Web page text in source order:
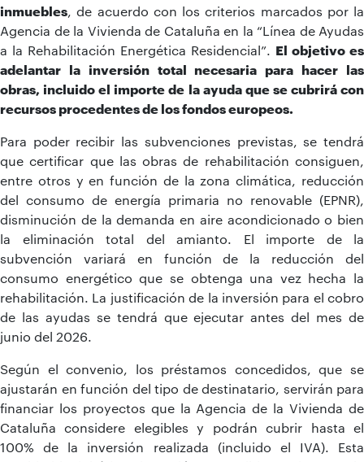
inmuebles , de acuerdo con los criterios marcados por la
Agencia de la Vivienda de Cataluña en la “Línea de Ayudas
a la Rehabilitación Energética Residencial”. El objetivo es
adelantar la inversión total necesaria para hacer las
obras, incluido el importe de la ayuda que se cubrirá con
recursos procedentes de los fondos europeos.
Para poder recibir las subvenciones previstas, se tendrá
que certificar que las obras de rehabilitación consiguen,
entre otros y en función de la zona climática, reducción
del consumo de energía primaria no renovable (EPNR),
disminución de la demanda en aire acondicionado o bien
la eliminación total del amianto. El importe de la
subvención variará en función de la reducción del
consumo energético que se obtenga una vez hecha la
rehabilitación. La justificación de la inversión para el cobro
de las ayudas se tendrá que ejecutar antes del mes de
junio del 2026.
Según el convenio, los préstamos concedidos, que se
ajustarán en función del tipo de destinatario, servirán para
financiar los proyectos que la Agencia de la Vivienda de
Cataluña considere elegibles y podrán cubrir hasta el
100% de la inversión realizada (incluido el IVA). Esta